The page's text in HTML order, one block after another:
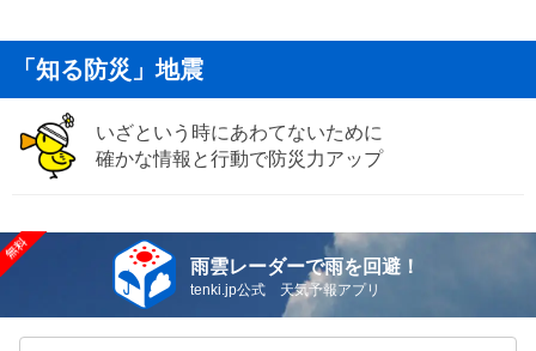
「知る防災」地震
いざという時にあわてないために
確かな情報と行動で防災力アップ
雨雲レーダーで雨を回避！
tenki.jp公式 天気予報アプリ